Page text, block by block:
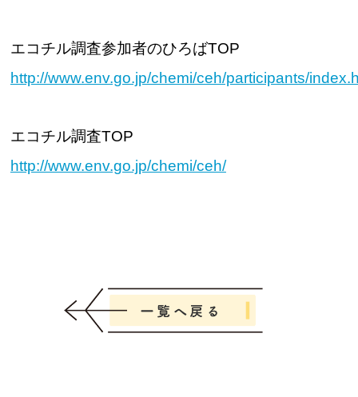
エコチル調査参加者のひろばTOP
http://www.env.go.jp/chemi/ceh/participants/
エコチル調査TOP
http://www.env.go.jp/chemi/ceh/